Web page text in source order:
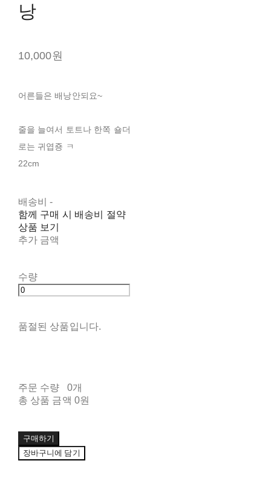
낭
10,000원
어른들은 배낭안되요~
줄을 늘여서 토트나 한쪽 숄더
로는 귀엽죵 ㅋ
22cm
배송비-
함께 구매 시 배송비 절약
상품 보기
추가 금액
수량
품절된 상품입니다.
주문 수량
0개
총 상품 금액 0원
구매하기
장바구니에 담기